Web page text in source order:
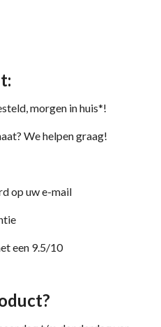
morgen in huis*!
We helpen graag!
op uw e-mail
een 9.5/10